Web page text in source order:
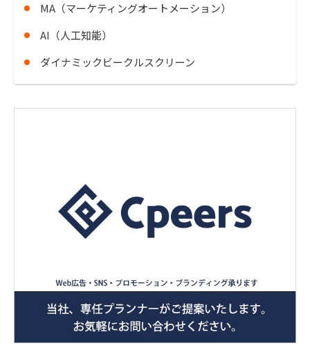
MA（マーケティングオートメーション）
AI（人工知能）
ダイナミックビークルスクリーン